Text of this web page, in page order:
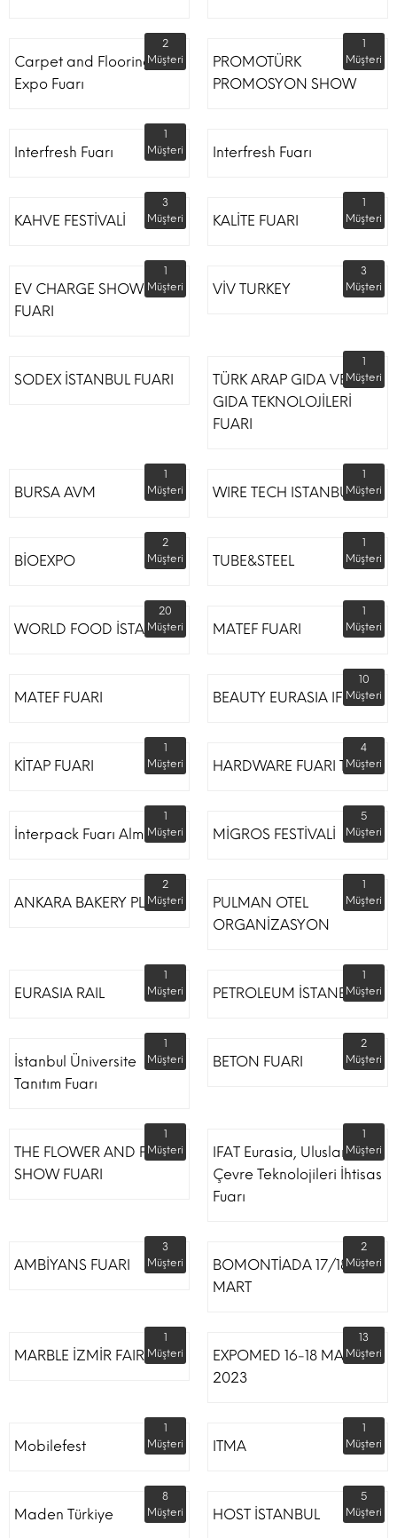
Carpet and Flooring
Expo Fuarı
2
Müşteri
PROMOTÜRK
PROMOSYON SHOW
1
Müşteri
Interfresh Fuarı
1
Müşteri
Interfresh Fuarı
KAHVE FESTİVALİ
3
Müşteri
KALİTE FUARI
1
Müşteri
EV CHARGE SHOW
FUARI
1
Müşteri
VİV TURKEY
3
Müşteri
SODEX İSTANBUL FUARI
TÜRK ARAP GIDA VE
GIDA TEKNOLOJİLERİ
FUARI
1
Müşteri
BURSA AVM
1
Müşteri
WIRE TECH ISTANBUL
1
Müşteri
BİOEXPO
2
Müşteri
TUBE&STEEL
1
Müşteri
WORLD FOOD İSTANBUL
20
Müşteri
MATEF FUARI
1
Müşteri
MATEF FUARI BEAUTY EURASIA IFM
10
Müşteri
KİTAP FUARI
1
Müşteri
HARDWARE FUARI TÜYAP
4
Müşteri
İnterpack Fuarı Almanya
1
Müşteri
MİGROS FESTİVALİ
5
Müşteri
ANKARA BAKERY PLUS
2
Müşteri
PULMAN OTEL
ORGANİZASYON
1
Müşteri
EURASIA RAIL
1
Müşteri
PETROLEUM İSTANBUL
1
Müşteri
İstanbul Üniversite
Tanıtım Fuarı
1
Müşteri
BETON FUARI
2
Müşteri
THE FLOWER AND PLANT
SHOW FUARI
1
Müşteri
IFAT Eurasia, Uluslararası
Çevre Teknolojileri İhtisas
Fuarı
1
Müşteri
AMBİYANS FUARI
3
Müşteri
BOMONTİADA 17/18
MART
2
Müşteri
MARBLE İZMİR FAIR
1
Müşteri
EXPOMED 16-18 MART
2023
13
Müşteri
Mobilefest
1
Müşteri
ITMA
1
Müşteri
Maden Türkiye
8
Müşteri
HOST İSTANBUL
5
Müşteri